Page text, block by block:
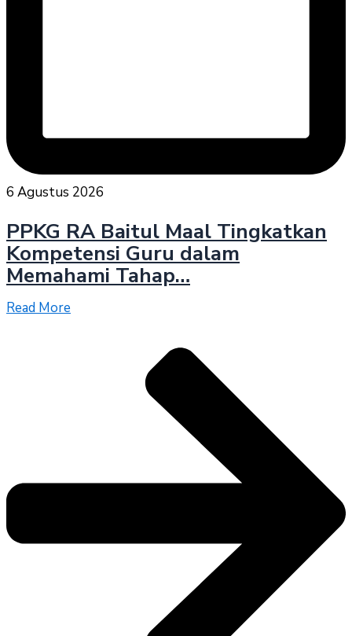
6 Agustus 2026
PPKG RA Baitul Maal Tingkatkan
Kompetensi Guru dalam
Memahami Tahap…
Read More